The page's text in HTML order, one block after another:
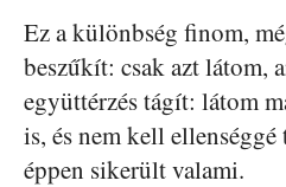
Ez a különbség finom,
beszűkít: csak azt látom,
együttérzés tágít: látom
is, és nem kell
éppen sikerült valami.